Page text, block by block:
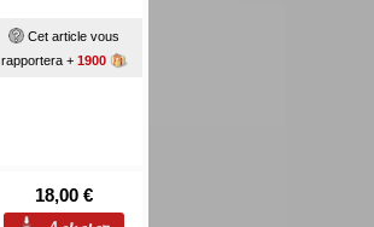
Cet article vous
rapportera + 1900
18,00 €